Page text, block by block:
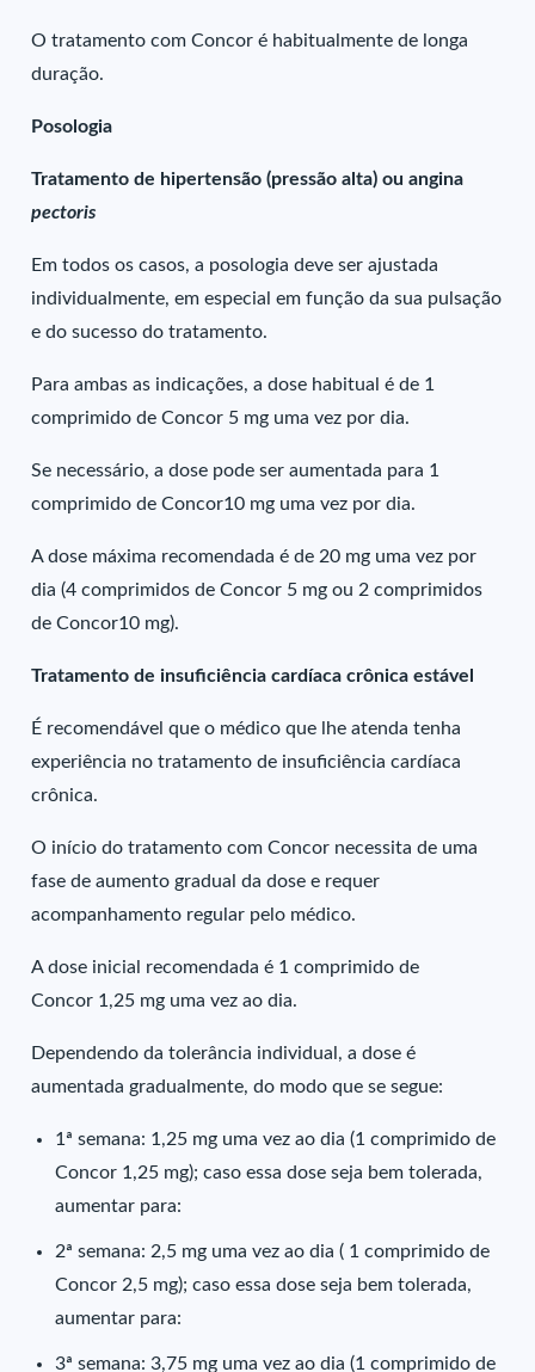
O tratamento com Concor é habitualmente de longa
duração.
Posologia
Tratamento de hipertensão (pressão alta) ou angina
pectoris
Em todos os casos, a posologia deve ser ajustada
individualmente, em especial em função da sua pulsação
e do sucesso do tratamento.
Para ambas as indicações, a dose habitual é de 1
comprimido de Concor 5 mg uma vez por dia.
Se necessário, a dose pode ser aumentada para 1
comprimido de Concor10 mg uma vez por dia.
A dose máxima recomendada é de 20 mg uma vez por
dia (4 comprimidos de Concor 5 mg ou 2 comprimidos
de Concor10 mg).
Tratamento de insuficiência cardíaca crônica estável
É recomendável que o médico que lhe atenda tenha
experiência no tratamento de insuficiência cardíaca
crônica.
O início do tratamento com Concor necessita de uma
fase de aumento gradual da dose e requer
acompanhamento regular pelo médico.
A dose inicial recomendada é 1 comprimido de
Concor 1,25 mg uma vez ao dia.
Dependendo da tolerância individual, a dose é
aumentada gradualmente, do modo que se segue:
1ª semana: 1,25 mg uma vez ao dia (1 comprimido de
Concor 1,25 mg); caso essa dose seja bem tolerada,
aumentar para:
2ª semana: 2,5 mg uma vez ao dia ( 1 comprimido de
Concor 2,5 mg); caso essa dose seja bem tolerada,
aumentar para:
3ª semana: 3,75 mg uma vez ao dia (1 comprimido de